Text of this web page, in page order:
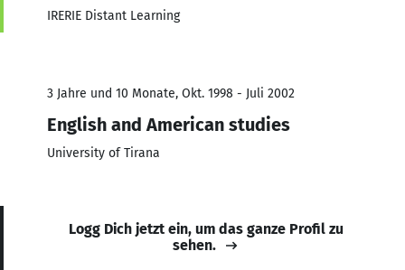
IRERIE Distant Learning
3 Jahre und 10 Monate, Okt. 1998 - Juli 2002
English and American studies
University of Tirana
Logg Dich jetzt ein, um das ganze Profil zu
sehen.